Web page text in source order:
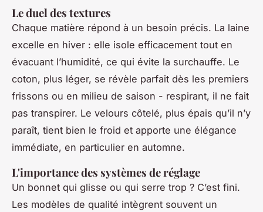
Le duel des textures
Chaque matière répond à un besoin précis. La laine
excelle en hiver : elle isole efficacement tout en
évacuant l’humidité, ce qui évite la surchauffe. Le
coton, plus léger, se révèle parfait dès les premiers
frissons ou en milieu de saison - respirant, il ne fait
pas transpirer. Le velours côtelé, plus épais qu’il n’y
paraît, tient bien le froid et apporte une élégance
immédiate, en particulier en automne.
L'importance des systèmes de réglage
Un bonnet qui glisse ou qui serre trop ? C’est fini.
Les modèles de qualité intègrent souvent un